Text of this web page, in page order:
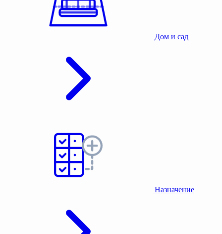
Дом и сад
Назначение